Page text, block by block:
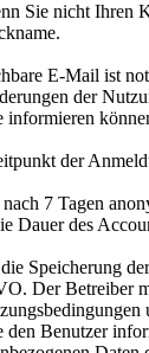
Sie nicht Ihren
E-Mail ist
der
informieren
der
7 Tagen
Dauer des
Speicherung
Der Betreiber
den Benutzer